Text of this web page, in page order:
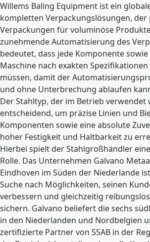
Willems Baling Equipment ist ein
kompletten Verpackungslösungen, der
Verpackungen für voluminöse
zunehmende Automatisierung des
bedeutet, dass jede Komponente
Maschine nach exakten
müssen, damit der
und ohne Unterbrechung ablaufen
Der Stahltyp, der im Betrieb verwendet
entscheidend, um präzise Linien und
Komponenten sowie eine absolute
hoher Festigkeit und Haltbarkeit zu
Hierbei spielt der Stahlgroßhändler
Rolle. Das Unternehmen Galvano
Eindhoven im Süden der Niederlande
Suche nach Möglichkeiten, seinen
verbessern und gleichzeitig
sichern. Galvano beliefert die sechs
in den Niederlanden und Nordbelgien
zertifizierte Partner von SSAB in der